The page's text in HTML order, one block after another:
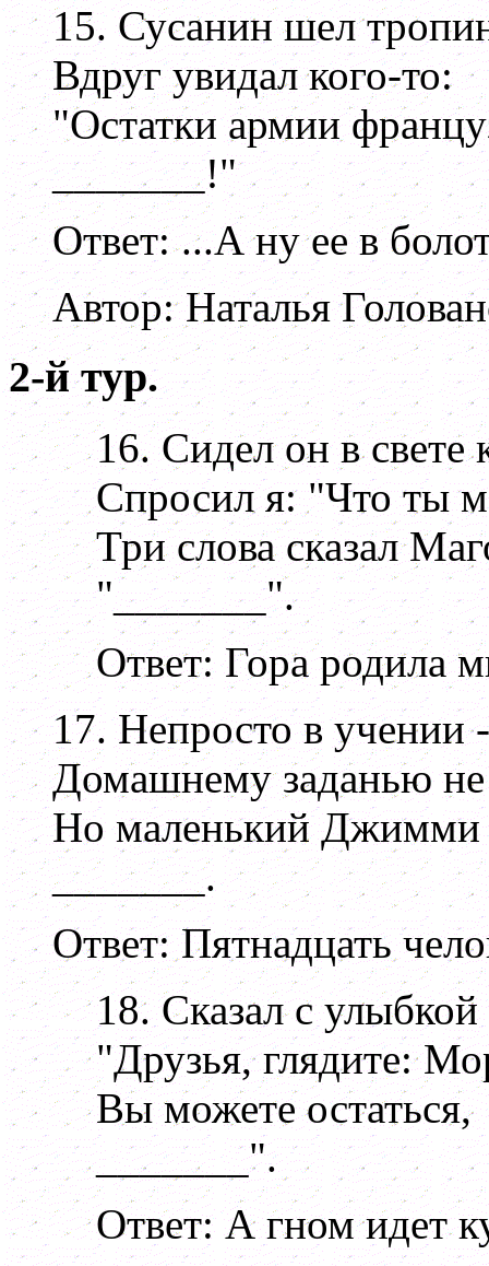
15. Сусанин шел
Вдруг увидал кого-то:
"Остатки армии
_______!"
Ответ: ...А ну ее в
Автор: Наталья
2-й тур.
16. Сидел он в свете
Спросил я: "Что ты
Три слова сказал
"_______".
Ответ: Гора родила
17. Непросто в учении
Домашнему заданью
Но маленький Джимми
_______.
Ответ: Пятнадцать
18. Сказал с
"Друзья, глядите:
Вы можете остаться,
_______".
Ответ: А гном идет